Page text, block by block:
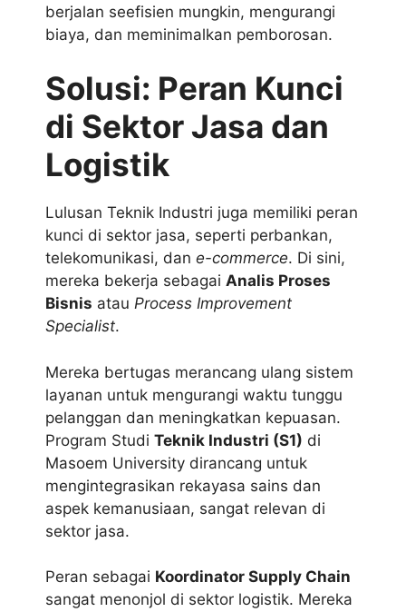
berjalan seefisien mungkin, mengurangi
biaya, dan meminimalkan pemborosan.
Solusi: Peran Kunci
di Sektor Jasa dan
Logistik
Lulusan Teknik Industri juga memiliki peran
kunci di sektor jasa, seperti perbankan,
telekomunikasi, dan e-commerce. Di sini,
mereka bekerja sebagai Analis Proses
Bisnis atau Process Improvement
Specialist.
Mereka bertugas merancang ulang sistem
layanan untuk mengurangi waktu tunggu
pelanggan dan meningkatkan kepuasan.
Program Studi Teknik Industri (S1) di
Masoem University dirancang untuk
mengintegrasikan rekayasa sains dan
aspek kemanusiaan, sangat relevan di
sektor jasa.
Peran sebagai Koordinator Supply Chain
sangat menonjol di sektor logistik. Mereka